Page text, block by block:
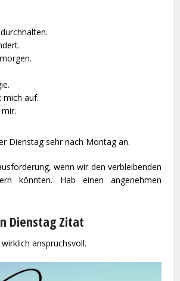
mich auf.
Dienstag sehr nach Montag an.
wenn wir den verbleibenden
könnten. Hab einen angenehmen
Dienstag Zitat
anspruchsvoll.